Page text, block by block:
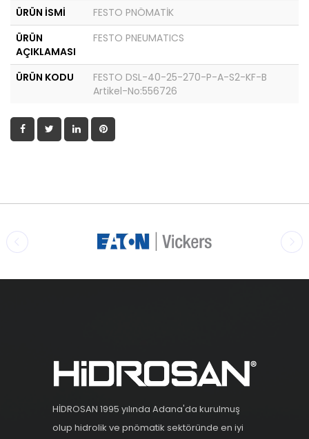
ÜRÜN İSMİ
FESTO PNÖMATİK
ÜRÜN
AÇIKLAMASI
FESTO PNEUMATICS
ÜRÜN KODU
FESTO DSL-40-25-270-P-A-S2-KF-B
Artikel-No:556726
HİDROSAN 1995 yılında Adana'da kurulmuş
olup hidrolik ve pnömatik sektöründe en iyi